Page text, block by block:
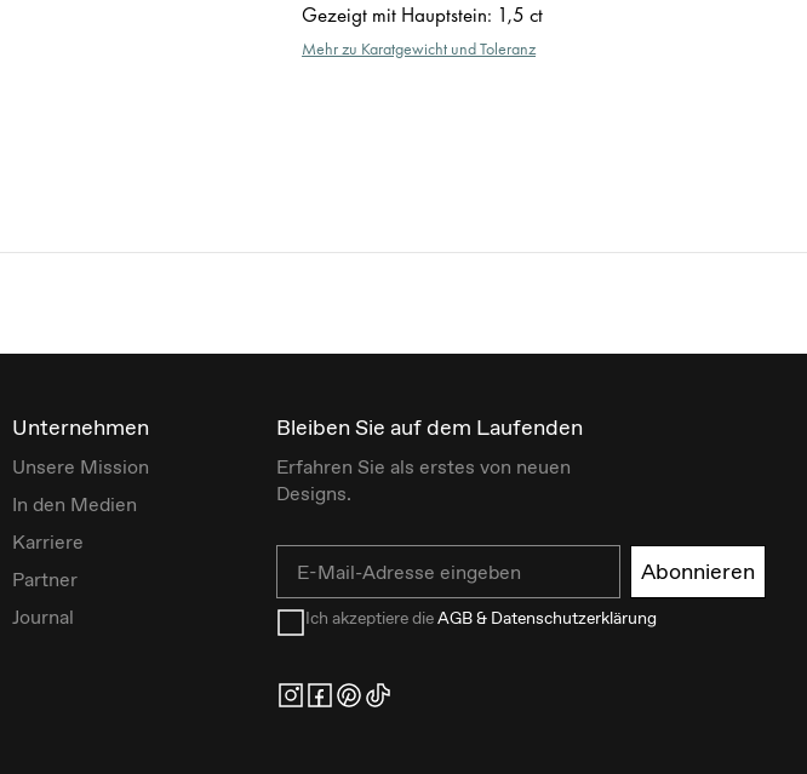
Gezeigt mit Hauptstein: 1,5 ct
Mehr zu Karatgewicht und Toleranz
Unternehmen
Unsere Mission
In den Medien
Karriere
Partner
Journal
Bleiben Sie auf dem Laufenden
Erfahren Sie als erstes von neuen
Designs.
Abonnieren
Ich akzeptiere dieAGB & Datenschutzerklärung